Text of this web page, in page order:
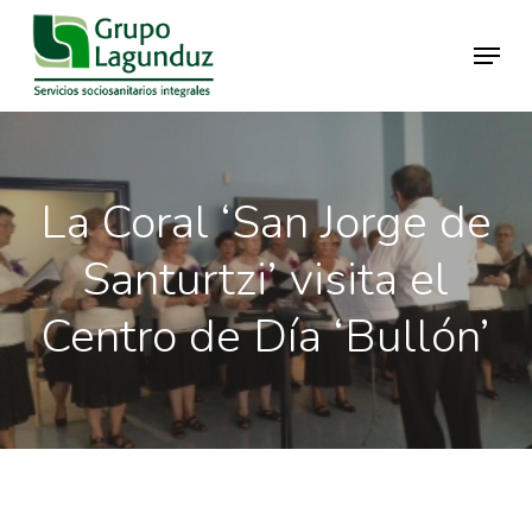
main
content
Menu
La Coral ‘San Jorge de
Santurtzi’ visita el
Centro de Día ‘Bullón’
Close